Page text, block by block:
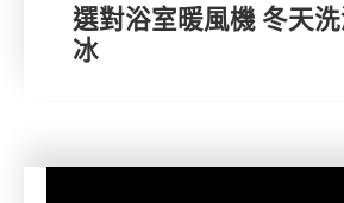
選對浴室暖風機 冬天
冰